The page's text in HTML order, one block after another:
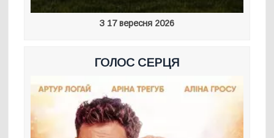
З 17 вересня 2026
ГОЛОС СЕРЦЯ